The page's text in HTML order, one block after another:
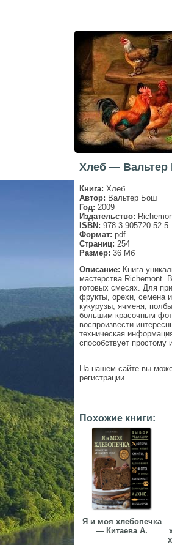
Хлеб —
Книга: Хлеб
Автор: Вальтер Бош
Год: 2009
Издательство:
ISBN: 978-3-905720-52-5
Формат: pdf
Страниц: 254
Размер: 36 Мб
Описание: Книга
мастерства Richemont.
готовых смесях. Для
фрукты, орехи, семена
кукурузы, ячменя,
большим красочным
воспроизвести
техническая
способствует простому
На нашем сайте вы
регистрации.
Похожие книги:
Я и моя хлебопечка
— Китаева А.